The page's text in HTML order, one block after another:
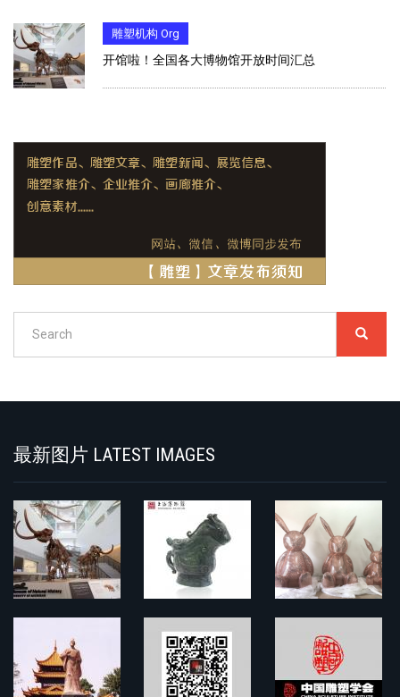
雕塑机构 Org
开馆啦！全国各大博物馆开放时间汇总
最新图片 LATEST IMAGES